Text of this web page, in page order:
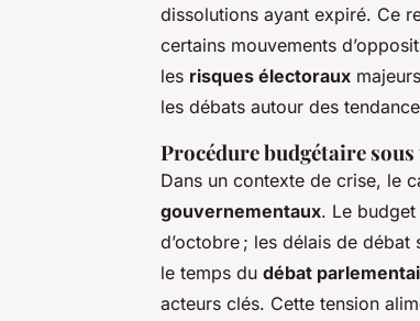
dissolutions ayant expiré. Ce
certains mouvements
les risques électoraux
les débats autour des
Procédure budgétaire
Dans un contexte de crise, le
gouvernementaux. Le
d’octobre ; les délais de
le temps du débat
acteurs clés. Cette tension